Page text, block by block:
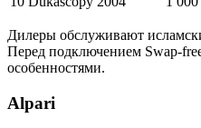
Дилеры обслуживают
Перед подключением Swap-
особенностями.
Alpari